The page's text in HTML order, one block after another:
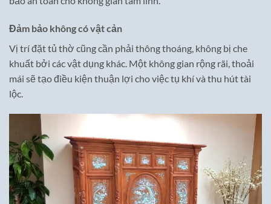
Đảm bảo không có vật cản
Vị trí đặt tủ thờ cũng cần phải thông thoáng, không bị che
khuất bởi các vật dụng khác. Một không gian rộng rãi, thoải
mái sẽ tạo điều kiện thuận lợi cho việc tụ khí và thu hút tài
lộc.